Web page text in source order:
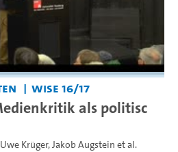
WiSe 16/17
als politisc
Krüger,Jakob Augstein et al.